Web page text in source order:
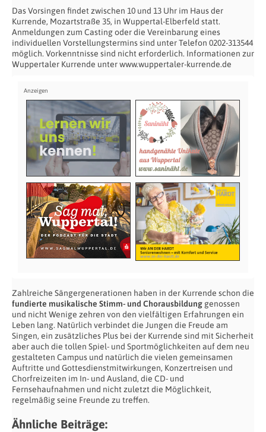
Das Vorsingen findet zwischen 10 und 13 Uhr im Haus der
Kurrende, Mozartstraße 35, in Wuppertal-Elberfeld statt.
Anmeldungen zum Casting oder die Vereinbarung eines
individuellen Vorstellungstermins sind unter Telefon 0202-313544
möglich. Vorkenntnisse sind nicht erforderlich. Informationen zur
Wuppertaler Kurrende unter www.wuppertaler-kurrende.de
Zahlreiche Sängergenerationen haben in der Kurrende schon die
fundierte musikalische Stimm- und Chorausbildung genossen
und nicht Wenige zehren von den vielfältigen Erfahrungen ein
Leben lang. Natürlich verbindet die Jungen die Freude am
Singen, ein zusätzliches Plus bei der Kurrende sind mit Sicherheit
aber auch die tollen Spiel- und Sportmöglichkeiten auf dem neu
gestalteten Campus und natürlich die vielen gemeinsamen
Auftritte und Gottesdienstmitwirkungen, Konzertreisen und
Chorfreizeiten im In- und Ausland, die CD- und
Fernsehaufnahmen und nicht zuletzt die Möglichkeit,
regelmäßig seine Freunde zu treffen.
Ähnliche Beiträge: